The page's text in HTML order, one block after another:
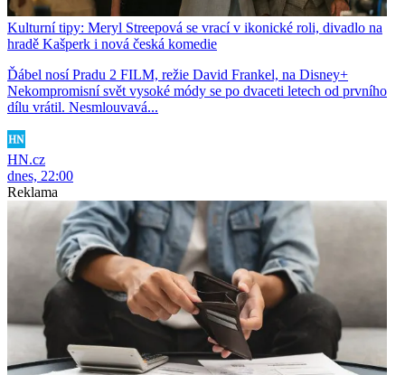
Kulturní tipy: Meryl Streepová se vrací v ikonické roli, divadlo na
hradě Kašperk i nová česká komedie
Ďábel nosí Pradu 2 FILM, režie David Frankel, na Disney+
Nekompromisní svět vysoké módy se po dvaceti letech od prvního
dílu vrátil. Nesmlouvavá...
HN.cz
dnes, 22:00
Reklama